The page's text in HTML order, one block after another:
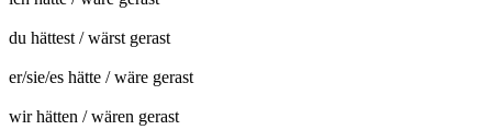
du hättest / wärst gerast
er/sie/es hätte / wäre gerast
wir hätten / wären gerast